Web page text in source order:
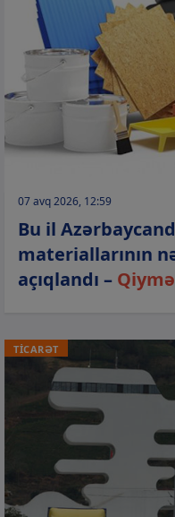
07 avq 2026, 12:59
Bu il
materiallarının
açıqlandı –
TİCARƏT